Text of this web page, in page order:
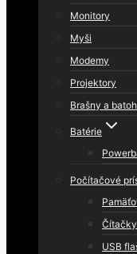
Monitory
Myši
Modemy
Projektory
Brašny a
Batérie
Počítačové
USB